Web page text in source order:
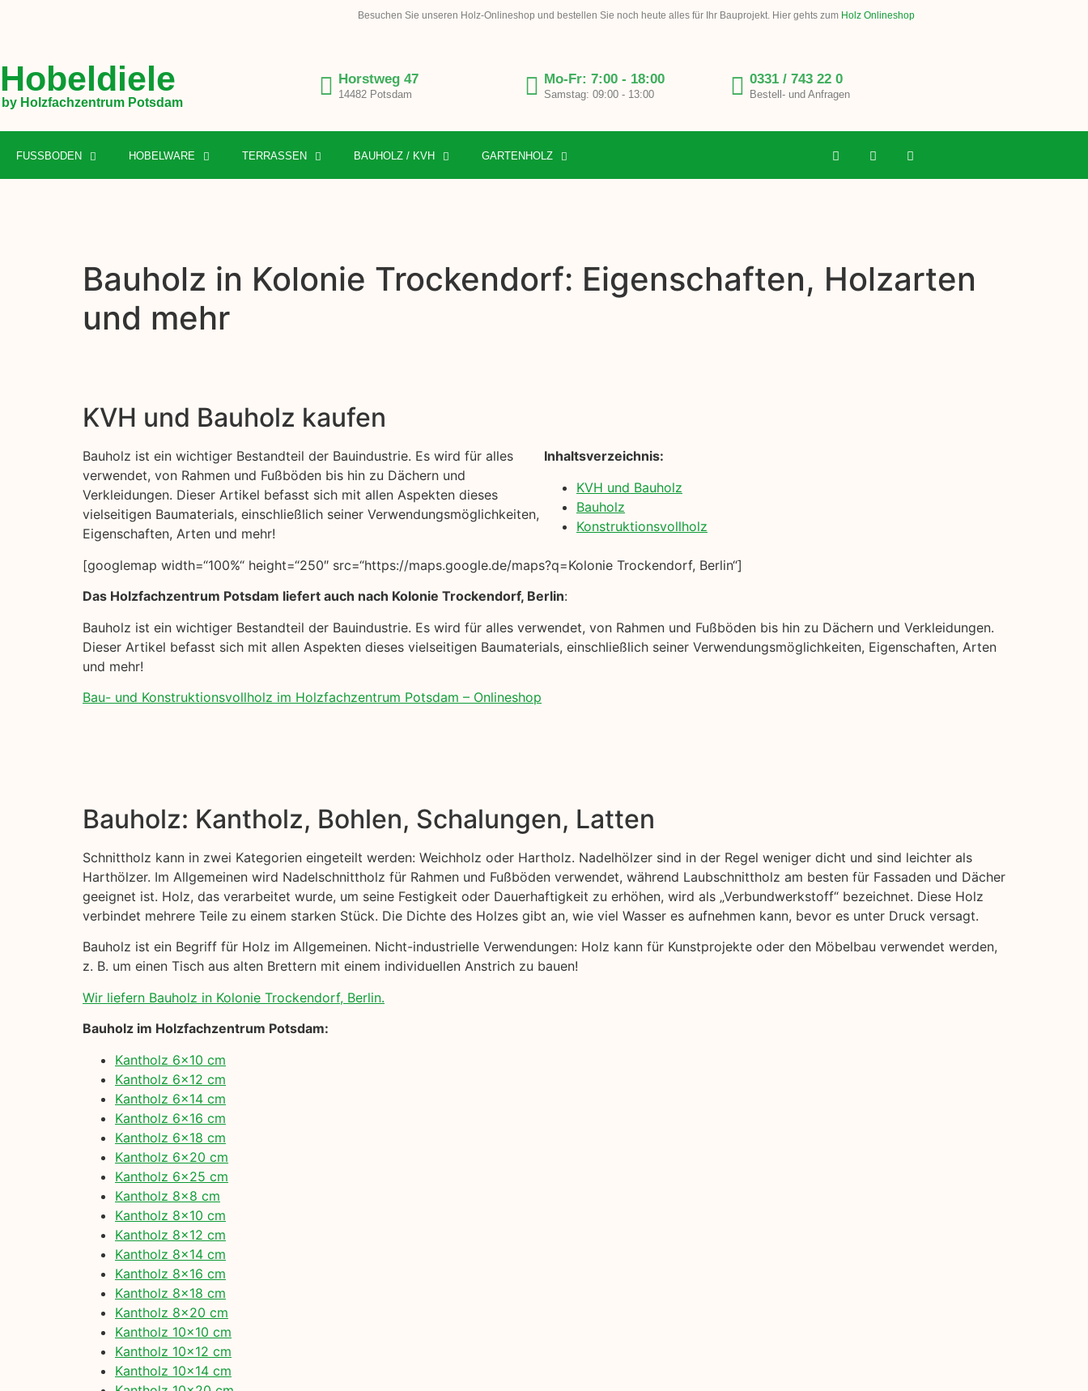
Besuchen Sie unseren Holz-Onlineshop und bestellen Sie noch heute alles für Ihr Bauprojekt. Hier gehts zum Holz Onlineshop
Hobeldiele
by Holzfachzentrum Potsdam
Horstweg 47
14482 Potsdam
Mo-Fr: 7:00 - 18:00
Samstag: 09:00 - 13:00
0331 / 743 22 0
Bestell- und Anfragen
FUSSBODEN HOBELWARE TERRASSEN BAUHOLZ / KVH GARTENHOLZ
Bauholz in Kolonie Trockendorf: Eigenschaften, Holzarten
und mehr
KVH und Bauholz kaufen
Bauholz ist ein wichtiger Bestandteil der Bauindustrie. Es wird für alles
verwendet, von Rahmen und Fußböden bis hin zu Dächern und
Verkleidungen. Dieser Artikel befasst sich mit allen Aspekten dieses
vielseitigen Baumaterials, einschließlich seiner Verwendungsmöglichkeiten,
Eigenschaften, Arten und mehr!
Inhaltsverzeichnis:
KVH und Bauholz
Bauholz
Konstruktionsvollholz
[googlemap width=“100%“ height=“250″ src=“https://maps.google.de/maps?q=Kolonie Trockendorf, Berlin“]
Das Holzfachzentrum Potsdam liefert auch nach Kolonie Trockendorf, Berlin:
Bauholz ist ein wichtiger Bestandteil der Bauindustrie. Es wird für alles verwendet, von Rahmen und Fußböden bis hin zu Dächern und Verkleidungen.
Dieser Artikel befasst sich mit allen Aspekten dieses vielseitigen Baumaterials, einschließlich seiner Verwendungsmöglichkeiten, Eigenschaften, Arten
und mehr!
Bau- und Konstruktionsvollholz im Holzfachzentrum Potsdam – Onlineshop
Bauholz: Kantholz, Bohlen, Schalungen, Latten
Schnittholz kann in zwei Kategorien eingeteilt werden: Weichholz oder Hartholz. Nadelhölzer sind in der Regel weniger dicht und sind leichter als
Harthölzer. Im Allgemeinen wird Nadelschnittholz für Rahmen und Fußböden verwendet, während Laubschnittholz am besten für Fassaden und Dächer
geeignet ist. Holz, das verarbeitet wurde, um seine Festigkeit oder Dauerhaftigkeit zu erhöhen, wird als „Verbundwerkstoff“ bezeichnet. Diese Holz
verbindet mehrere Teile zu einem starken Stück. Die Dichte des Holzes gibt an, wie viel Wasser es aufnehmen kann, bevor es unter Druck versagt.
Bauholz ist ein Begriff für Holz im Allgemeinen. Nicht-industrielle Verwendungen: Holz kann für Kunstprojekte oder den Möbelbau verwendet werden,
z. B. um einen Tisch aus alten Brettern mit einem individuellen Anstrich zu bauen!
Wir liefern Bauholz in Kolonie Trockendorf, Berlin.
Bauholz im Holzfachzentrum Potsdam:
Kantholz 6×10 cm
Kantholz 6×12 cm
Kantholz 6×14 cm
Kantholz 6×16 cm
Kantholz 6×18 cm
Kantholz 6×20 cm
Kantholz 6×25 cm
Kantholz 8×8 cm
Kantholz 8×10 cm
Kantholz 8×12 cm
Kantholz 8×14 cm
Kantholz 8×16 cm
Kantholz 8×18 cm
Kantholz 8×20 cm
Kantholz 10×10 cm
Kantholz 10×12 cm
Kantholz 10×14 cm